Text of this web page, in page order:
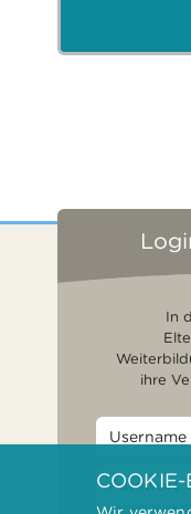
In
ihre